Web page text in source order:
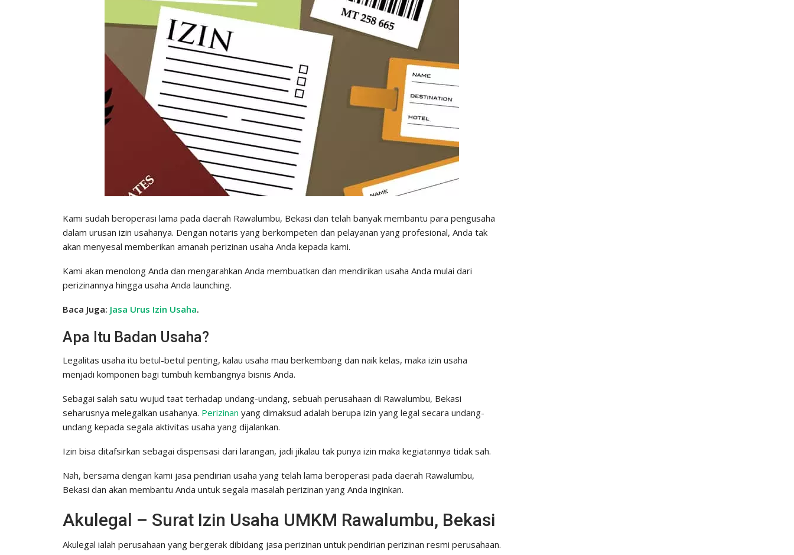
Kami sudah beroperasi lama pada daerah Rawalumbu, Bekasi dan telah banyak membantu para pengusaha
dalam urusan izin usahanya. Dengan notaris yang berkompeten dan pelayanan yang profesional, Anda tak
akan menyesal memberikan amanah perizinan usaha Anda kepada kami.
Kami akan menolong Anda dan mengarahkan Anda membuatkan dan mendirikan usaha Anda mulai dari
perizinannya hingga usaha Anda launching.
Baca Juga: Jasa Urus Izin Usaha.
Apa Itu Badan Usaha?
Legalitas usaha itu betul-betul penting, kalau usaha mau berkembang dan naik kelas, maka izin usaha
menjadi komponen bagi tumbuh kembangnya bisnis Anda.
Sebagai salah satu wujud taat terhadap undang-undang, sebuah perusahaan di Rawalumbu, Bekasi
seharusnya melegalkan usahanya. Perizinan yang dimaksud adalah berupa izin yang legal secara undang-
undang kepada segala aktivitas usaha yang dijalankan.
Izin bisa ditafsirkan sebagai dispensasi dari larangan, jadi jikalau tak punya izin maka kegiatannya tidak sah.
Nah, bersama dengan kami jasa pendirian usaha yang telah lama beroperasi pada daerah Rawalumbu,
Bekasi dan akan membantu Anda untuk segala masalah perizinan yang Anda inginkan.
Akulegal – Surat Izin Usaha UMKM Rawalumbu, Bekasi
Akulegal ialah perusahaan yang bergerak dibidang jasa perizinan untuk pendirian perizinan resmi perusahaan.